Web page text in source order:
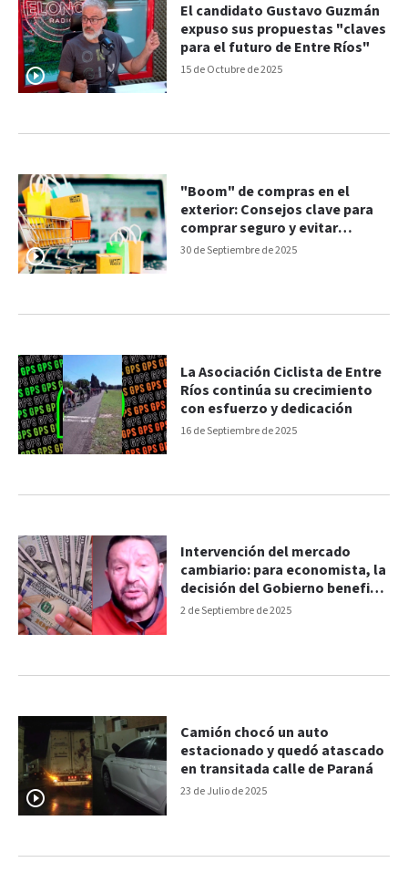
15 de Octubre de 2025
El candidato Gustavo Guzmán
expuso sus propuestas "claves
para el futuro de Entre Ríos"
30 de Septiembre de 2025
"Boom" de compras en el
exterior: Consejos clave para
comprar seguro y evitar
estafas
16 de Septiembre de 2025
La Asociación Ciclista de Entre
Ríos continúa su crecimiento
con esfuerzo y dedicación
2 de Septiembre de 2025
Intervención del mercado
cambiario: para economista, la
decisión del Gobierno beneficia
al sector más rico de la
23 de Julio de 2025
Camión chocó un auto
estacionado y quedó atascado
en transitada calle de Paraná